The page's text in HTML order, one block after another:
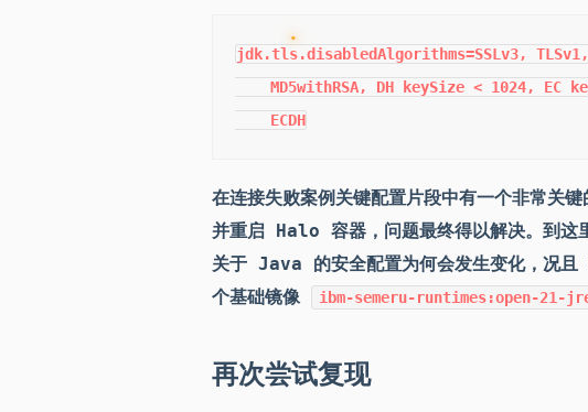
jdk.tls.disabledAlgorithms=SSLv3,
MD5withRSA, DH keySize < 1024, EC
    ECDH
在连接失败案例关键配置片段中有一个非常关键
并重启 Halo 容器，问题最终得以解决。到这
关于 Java 的安全配置为何会发生变化，
个基础镜像
ibm-semeru-runtimes:open-21-
再次尝试复现